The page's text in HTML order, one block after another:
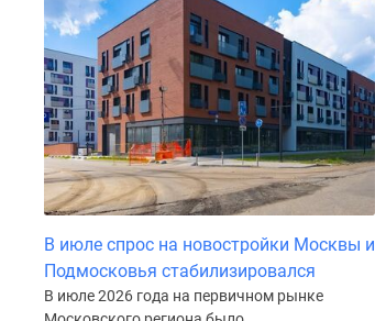
новостроек
Субсидированная
застройщиком
Rutube
Москве
Программа
реновации
Москве
Новостройки
В июле спрос на новостройки Москвы и
Подмосковья стабилизировался
В июле 2026 года на первичном рынке